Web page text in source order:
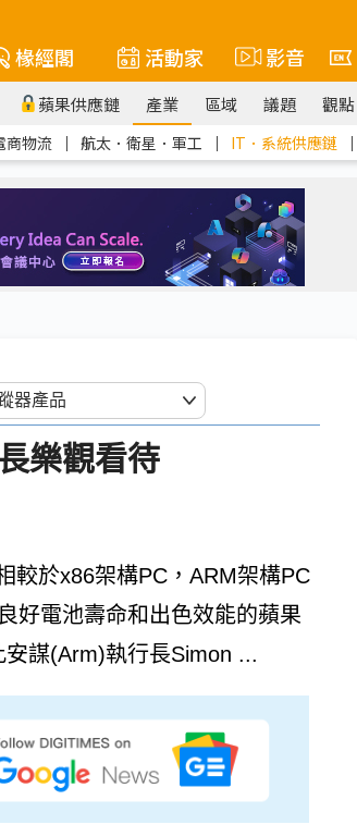
椽經閣 活動家 影音
蘋果供應鏈 產業 區域 議題 觀點
商物流 ｜ 航太．衛星．軍工 ｜ IT．系統供應鏈 ｜
樂觀看待
較於x86架構PC，ARM架構PC
好電池壽命和出色效能的蘋果
謀(Arm)執行長Simon ...